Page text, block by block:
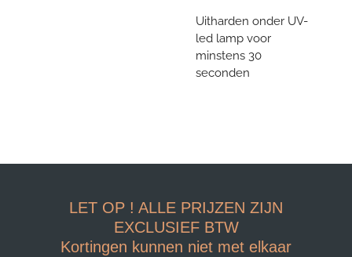
Uitharden onder UV-
led lamp voor
minstens 30
seconden
LET OP ! ALLE PRIJZEN ZIJN
EXCLUSIEF BTW
Kortingen kunnen niet met elkaar